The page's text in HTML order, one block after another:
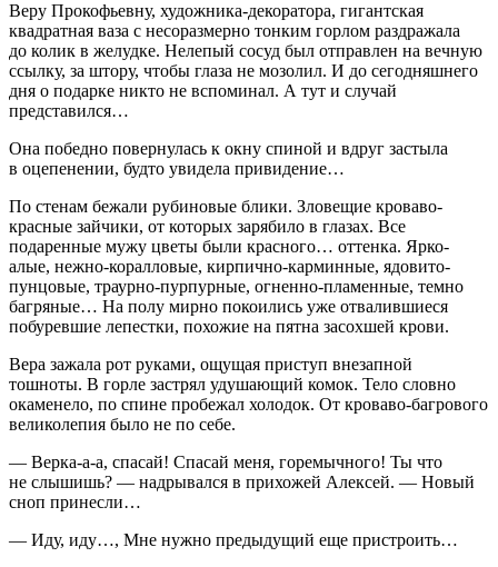
Веру Прокофьевну, художника-декоратора, гигантская
квадратная ваза с несоразмерно тонким горлом раздражала
до колик в желудке. Нелепый сосуд был отправлен на вечную
ссылку, за штору, чтобы глаза не мозолил. И до сегодняшнего
дня о подарке никто не вспоминал. А тут и случай
представился…
Она победно повернулась к окну спиной и вдруг застыла
в оцепенении, будто увидела привидение…
По стенам бежали рубиновые блики. Зловещие кроваво-
красные зайчики, от которых зарябило в глазах. Все
подаренные мужу цветы были красного… оттенка. Ярко-
алые, нежно-коралловые, кирпично-карминные, ядовито-
пунцовые, траурно-пурпурные, огненно-пламенные, темно
багряные… На полу мирно покоились уже отвалившиеся
побуревшие лепестки, похожие на пятна засохшей крови.
Вера зажала рот руками, ощущая приступ внезапной
тошноты. В горле застрял удушающий комок. Тело словно
окаменело, по спине пробежал холодок. От кроваво-багрового
великолепия было не по себе.
— Верка-а-а, спасай! Спасай меня, горемычного! Ты что
не слышишь? — надрывался в прихожей Алексей. — Новый
сноп принесли…
— Иду, иду…, Мне нужно предыдущий еще пристроить…